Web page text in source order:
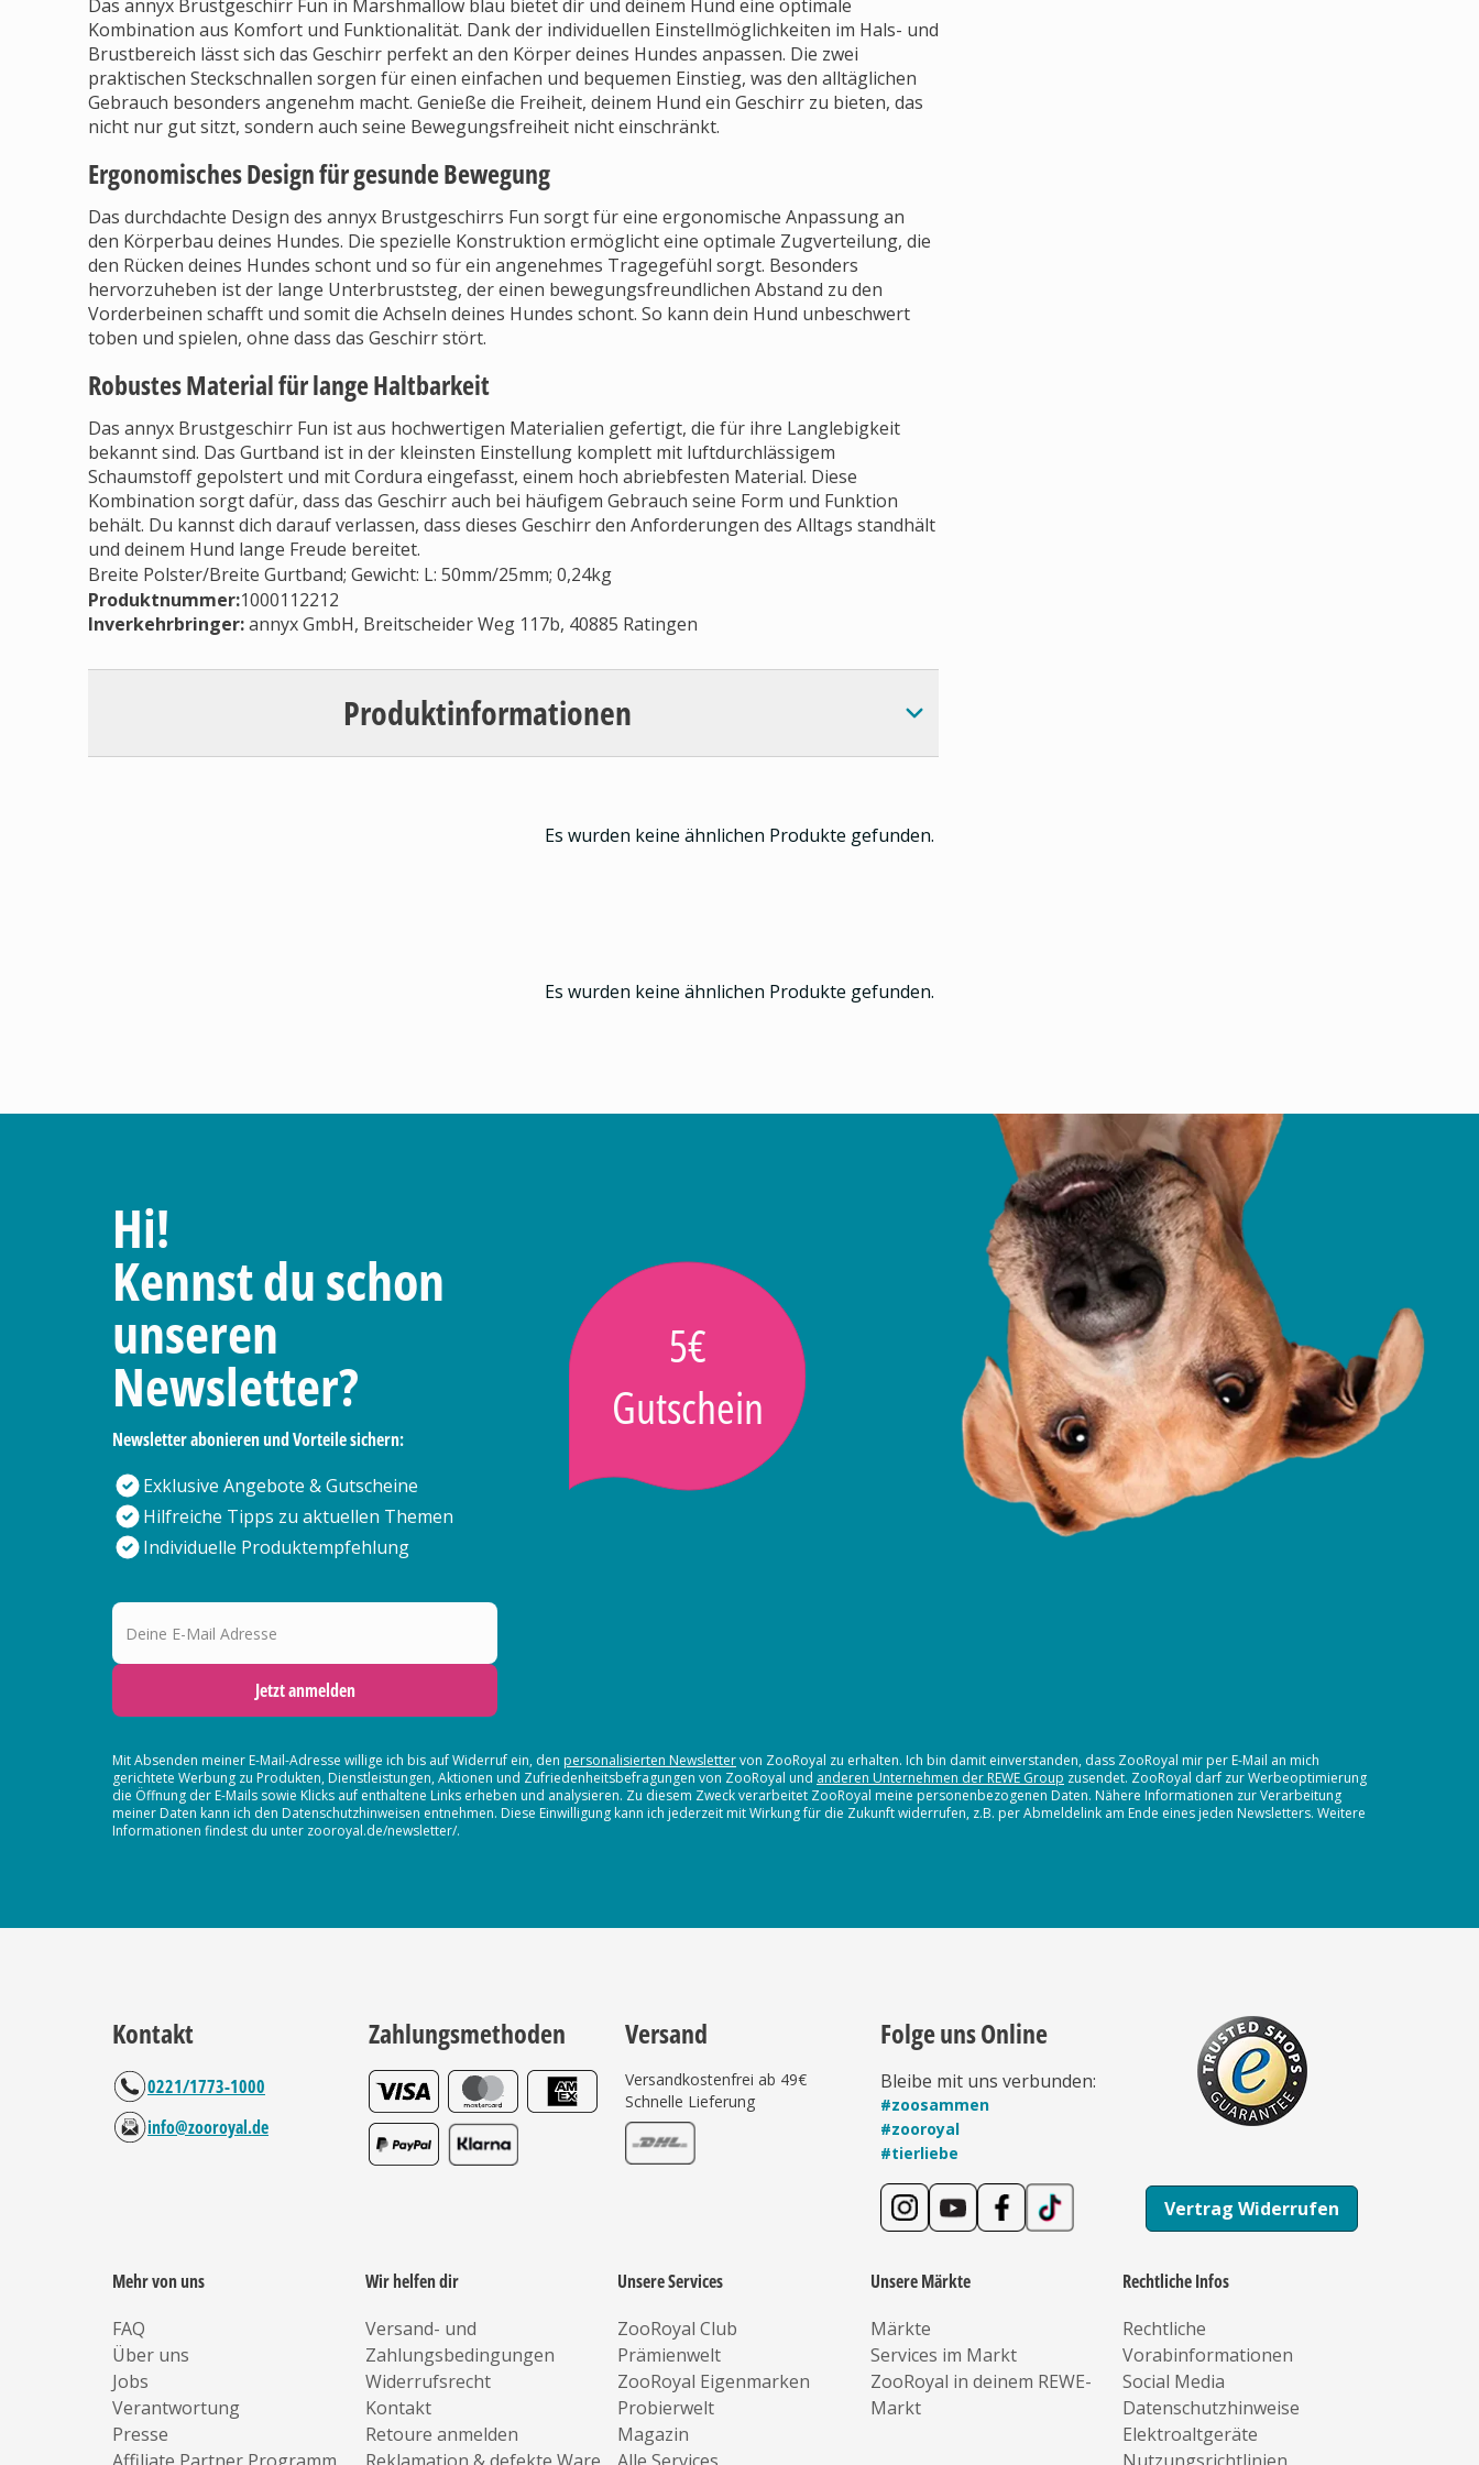
Das annyx Brustgeschirr Fun in Marshmallow blau bietet dir und deinem Hund eine optimale
Kombination aus Komfort und Funktionalität. Dank der individuellen Einstellmöglichkeiten im Hals- und
Brustbereich lässt sich das Geschirr perfekt an den Körper deines Hundes anpassen. Die zwei
praktischen Steckschnallen sorgen für einen einfachen und bequemen Einstieg, was den alltäglichen
Gebrauch besonders angenehm macht. Genieße die Freiheit, deinem Hund ein Geschirr zu bieten, das
nicht nur gut sitzt, sondern auch seine Bewegungsfreiheit nicht einschränkt.
Ergonomisches Design für gesunde Bewegung
Das durchdachte Design des annyx Brustgeschirrs Fun sorgt für eine ergonomische Anpassung an
den Körperbau deines Hundes. Die spezielle Konstruktion ermöglicht eine optimale Zugverteilung, die
den Rücken deines Hundes schont und so für ein angenehmes Tragegefühl sorgt. Besonders
hervorzuheben ist der lange Unterbruststeg, der einen bewegungsfreundlichen Abstand zu den
Vorderbeinen schafft und somit die Achseln deines Hundes schont. So kann dein Hund unbeschwert
toben und spielen, ohne dass das Geschirr stört.
Robustes Material für lange Haltbarkeit
Das annyx Brustgeschirr Fun ist aus hochwertigen Materialien gefertigt, die für ihre Langlebigkeit
bekannt sind. Das Gurtband ist in der kleinsten Einstellung komplett mit luftdurchlässigem
Schaumstoff gepolstert und mit Cordura eingefasst, einem hoch abriebfesten Material. Diese
Kombination sorgt dafür, dass das Geschirr auch bei häufigem Gebrauch seine Form und Funktion
behält. Du kannst dich darauf verlassen, dass dieses Geschirr den Anforderungen des Alltags standhält
und deinem Hund lange Freude bereitet.
Breite Polster/Breite Gurtband; Gewicht: L: 50mm/25mm; 0,24kg
Produktnummer:1000112212
Inverkehrbringer:annyx GmbH, Breitscheider Weg 117b, 40885 Ratingen
Produktinformationen
Es wurden keine ähnlichen Produkte gefunden.
Es wurden keine ähnlichen Produkte gefunden.
Hi!
Kennst du schon
unseren
Newsletter?
Newsletter abonieren und Vorteile sichern:
Exklusive Angebote & Gutscheine
Hilfreiche Tipps zu aktuellen Themen
Individuelle Produktempfehlung
5€
Gutschein
Deine E-Mail Adresse
Jetzt anmelden
Mit Absenden meiner E-Mail-Adresse willige ich bis auf Widerruf ein, den personalisierten Newslettervon ZooRoyal zu erhalten. Ich bin damit einverstanden, dass ZooRoyal mir per E-Mail an mich
gerichtete Werbung zu Produkten, Dienstleistungen, Aktionen und Zufriedenheitsbefragungen von ZooRoyal und anderen Unternehmen der REWE Group zusendet. ZooRoyal darf zur Werbeoptimierung
die Öffnung der E-Mails sowie Klicks auf enthaltene Links erheben und analysieren. Zu diesem Zweck verarbeitet ZooRoyal meine personenbezogenen Daten. Nähere Informationen zur Verarbeitung
meiner Daten kann ich den Datenschutzhinweisen entnehmen. Diese Einwilligung kann ich jederzeit mit Wirkung für die Zukunft widerrufen, z.B. per Abmeldelink am Ende eines jeden Newsletters. Weitere
Informationen findest du unter zooroyal.de/newsletter/.
Kontakt
0221/1773-1000
info@zooroyal.de
Zahlungsmethoden Versand
Versandkostenfrei ab 49€
Schnelle Lieferung
Folge uns Online
Bleibe mit uns verbunden:
#zoosammen
#zooroyal
#tierliebe
Vertrag Widerrufen
Mehr von uns
FAQ
Über uns
Jobs
Verantwortung
Presse
Wir helfen dir
Versand- und
Zahlungsbedingungen
Widerrufsrecht
Kontakt
Retoure anmelden
Unsere Services
ZooRoyal Club
Prämienwelt
ZooRoyal Eigenmarken
Probierwelt
Magazin
Unsere Märkte
Märkte
Services im Markt
ZooRoyal in deinem REWE-
Markt
Rechtliche Infos
Rechtliche
Vorabinformationen
Social Media
Datenschutzhinweise
Elektroaltgeräte